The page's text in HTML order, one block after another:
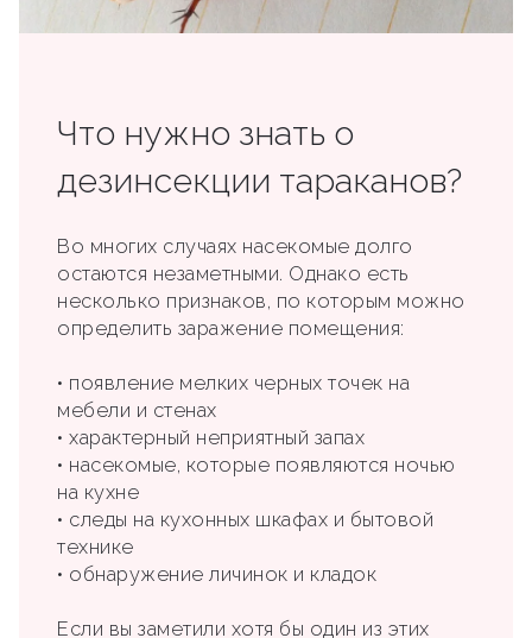
Что нужно знать о
дезинсекции тараканов?
Во многих случаях насекомые долго
остаются незаметными. Однако есть
несколько признаков, по которым можно
определить заражение помещения:
• появление мелких черных точек на
мебели и стенах
• характерный неприятный запах
• насекомые, которые появляются ночью
на кухне
• следы на кухонных шкафах и бытовой
технике
• обнаружение личинок и кладок
Если вы заметили хотя бы один из этих